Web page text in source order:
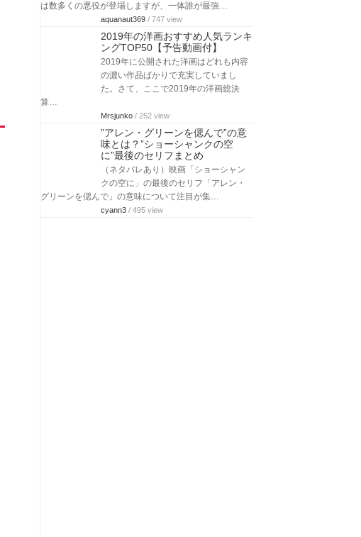
は数多くの悪役が登場しますが、一体誰が最強…
aquanaut369 / 747 view
2019年の洋画おすすめ人気ランキ
ングTOP50【予告動画付】
2019年に公開された洋画はどれも内容
の濃い作品ばかりで充実していまし
た。さて、ここで2019年の洋画総決
算…
Mrsjunko / 252 view
”アレン・グリーンを偲んで”の意
味とは？”ショーシャンクの空
に”最後のセリフまとめ
（ネタバレあり）映画「ショーシャン
クの空に」の最後のセリフ「アレン・
グリーンを偲んで」の意味について注目が集…
cyann3 / 495 view